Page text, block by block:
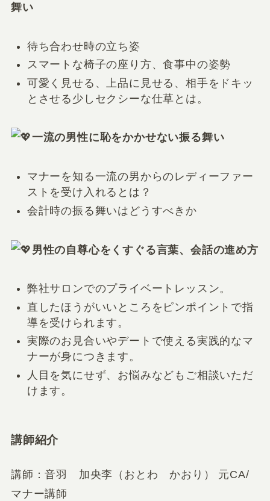
舞い
待ち合わせ時の立ち姿
スマートな椅子の座り方、食事中の姿勢
可愛く見せる、上品に見せる、相手をドキッ
とさせる少しセクシーな仕草とは。
一流の男性に恥をかかせない振る舞い
マナーを知る一流の男からのレディーファー
ストを受け入れるとは？
会計時の振る舞いはどうすべきか
男性の自尊心をくすぐる言葉、会話の進め方
弊社サロンでのプライベートレッスン。
直したほうがいいところをピンポイントで指
導を受けられます。
実際のお見合いやデートで使える実践的なマ
ナーが身につきます。
人目を気にせず、お悩みなどもご相談いただ
けます。
講師紹介
講師：音羽 加央李（おとわ かおり） 元CA/
マナー講師